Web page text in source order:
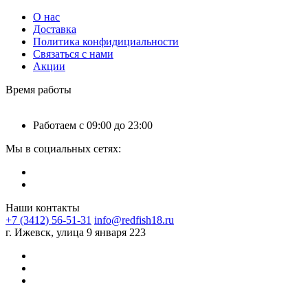
О нас
Доставка
Политика конфидициальности
Связаться с нами
Акции
Время работы
Работаем с 09:00 до 23:00
Мы в социальных сетях:
Наши контакты
+7 (3412) 56-51-31 info@redfish18.ru
г. Ижевск, улица 9 января 223